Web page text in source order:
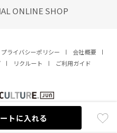
ONLINE SHOP
プライバシーポリシー
会社概要
リクルート ご利用ガイド
トに入れる